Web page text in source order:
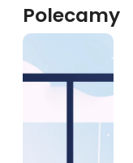
Polecamy